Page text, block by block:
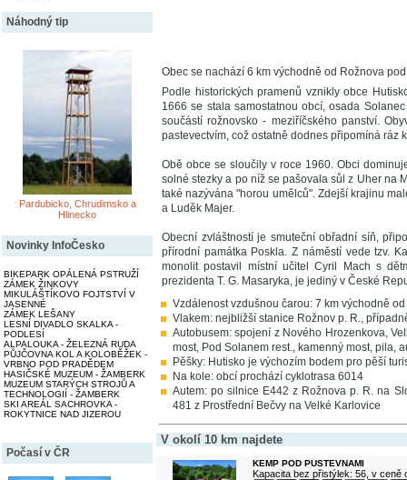
Náhodný tip
Pardubicko, Chrudimsko a
Hlinecko
Novinky InfoČesko
BIKEPARK OPÁLENÁ PSTRUŽÍ
ZÁMEK ŽINKOVY
MIKULÁŠTÍKOVO FOJTSTVÍ V
JASENNÉ
ZÁMEK LEŠANY
LESNÍ DIVADLO SKALKA -
PODLESÍ
ALPALOUKA - ŽELEZNÁ RUDA
PŮJČOVNA KOL A KOLOBĚŽEK -
VRBNO POD PRADĚDEM
HASIČSKÉ MUZEUM - ŽAMBERK
MUZEUM STARÝCH STROJŮ A
TECHNOLOGIÍ - ŽAMBERK
SKI AREÁL SACHROVKA -
ROKYTNICE NAD JIZEROU
Počasí v ČR
Obec se nachází 6 km východně od Rožnova
Podle historických pramenů vznikly obce
1666 se stala samostatnou obcí, osada
součástí rožnovsko - meziříčského panství.
pastevectvím, což ostatně dodnes připomíná ráz
Obě obce se sloučily v roce 1960. Obci
solné stezky a po níž se pašovala sůl z Uher na
také nazývána "horou umělců". Zdejší krajinu
a Luděk Majer.
Obecní zvláštností je smuteční obřadní síň,
přírodní památka Poskla. Z náměstí vede tzv.
monolit postavil místní učitel Cyril Mach s
prezidenta T. G. Masaryka, je jediný v České
Vzdálenost vzdušnou čarou: 7 km východně
Vlakem: nejbližší stanice Rožnov p. R.,
Autobusem: spojení z Nového Hrozenkova,
most, Pod Solanem rest., kamenný most, pila,
Pěšky: Hutisko je výchozím bodem pro pěší
Na kole: obcí prochází cyklotrasa 6014
Autem: po silnice E442 z Rožnova p. R. na
481 z Prostřední Bečvy na Velké Karlovice
V okolí 10 km najdete
KEMP POD PUSTEVNAMI
Kapacita bez přistýlek: 56, v ceně